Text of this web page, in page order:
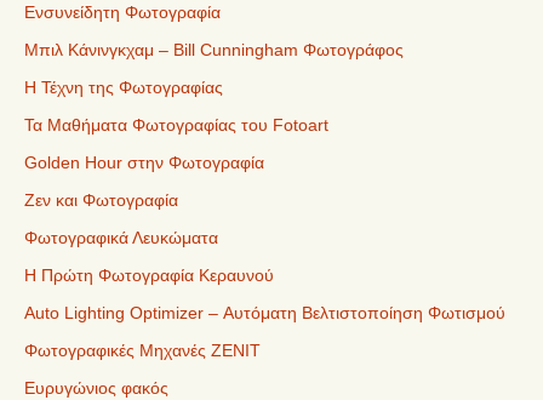
Ενσυνείδητη Φωτογραφία
Μπιλ Κάνινγκχαμ – Bill Cunningham Φωτογράφος
Η Τέχνη της Φωτογραφίας
Τα Μαθήματα Φωτογραφίας του Fotoart
Golden Hour στην Φωτογραφία
Ζεν και Φωτογραφία
Φωτογραφικά Λευκώματα
Η Πρώτη Φωτογραφία Κεραυνού
Auto Lighting Optimizer – Αυτόματη Βελτιστοποίηση Φωτισμού
Φωτογραφικές Μηχανές ZENIT
Ευρυγώνιος φακός